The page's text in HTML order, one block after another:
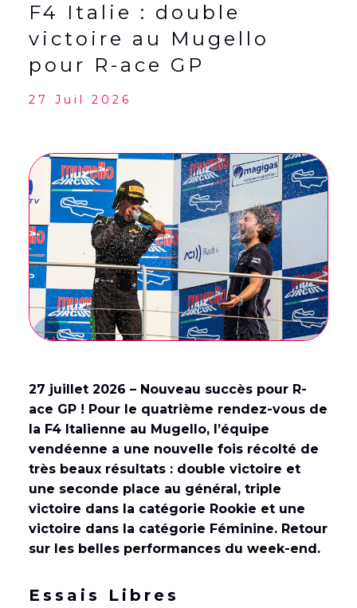
F4 Italie : double
victoire au Mugello
pour R-ace GP
27 Juil 2026
27 juillet 2026 – Nouveau succès pour R-
ace GP ! Pour le quatrième rendez-vous de
la F4 Italienne au Mugello, l’équipe
vendéenne a une nouvelle fois récolté de
très beaux résultats : double victoire et
une seconde place au général, triple
victoire dans la catégorie Rookie et une
victoire dans la catégorie Féminine. Retour
sur les belles performances du week-end.
Essais Libres